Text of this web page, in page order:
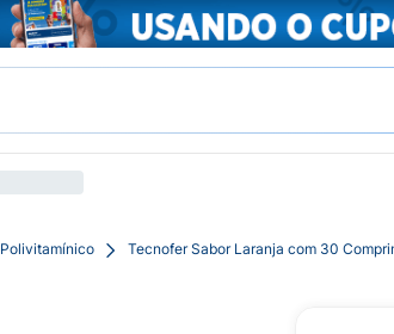
Polivitamínico Tecnofer Sabor Laranja com 30